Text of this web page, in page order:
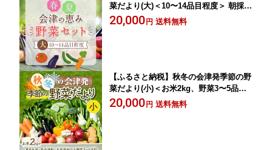
菜だより(大)＜10〜14品目程度＞ 朝採れ
野菜 セット 詰合せ 契約農家 朝採り 採
れたて 新鮮 会津野菜 食品 F4D-1408
20,000 円 送料無料
【ふるさと納税】秋冬の会津発季節の野
菜だより(小)＜お米2kg、野菜3〜5品目
程度＞ 朝採れ 野菜 お米 米 セット 詰合
せ 契約農家 朝採り 採れたて 新鮮 会津
20,000 円 送料無料